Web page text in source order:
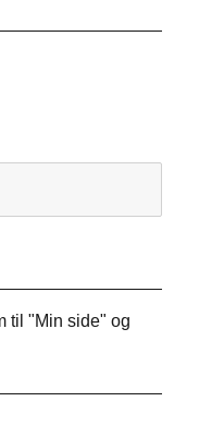
til "Min side" og